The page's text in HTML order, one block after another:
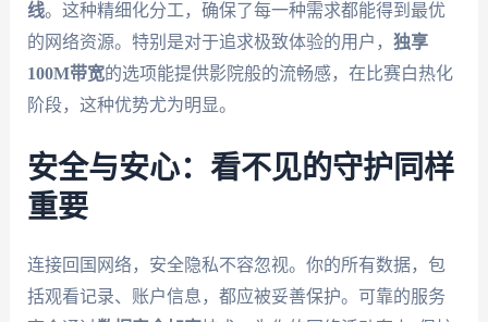
线。这种精细化分工，确保了每一种需求都能得到最优
的网络资源。特别是对于追求极致体验的用户， 独享
100M带宽的选项能提供影院般的流畅感，在比赛白热化
阶段，这种优势尤为明显。
安全与安心：看不见的守护同样
重要
连接回国网络，安全隐私不容忽视。你的所有数据，包
括观看记录、账户信息，都应被妥善保护。可靠的服务